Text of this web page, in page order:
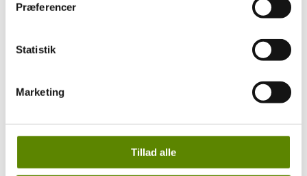
Præferencer
Statistik
Marketing
Tillad alle